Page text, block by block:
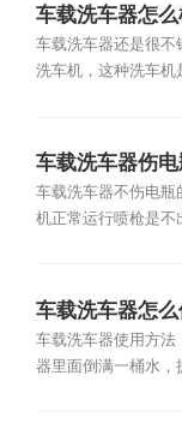
车载洗车器怎
车载洗车器还是很不
洗车机，这种洗车机
车载洗车器伤
车载洗车器不伤电瓶
机正常运行喷枪是不
车载洗车器怎
车载洗车器使用方法
器里面倒满一桶水，